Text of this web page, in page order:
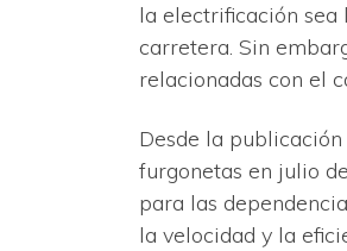
la electrificación
carretera. Sin
relacionadas con el
Desde la
furgonetas en julio
para las
la velocidad y la